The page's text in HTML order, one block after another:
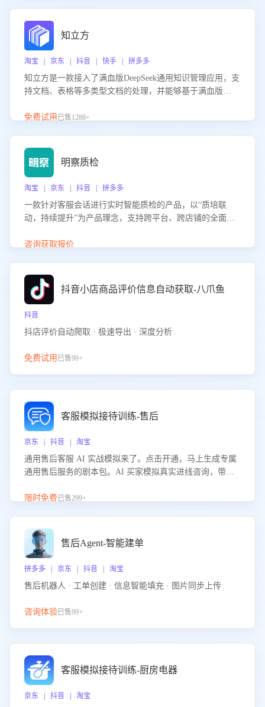
知立方
淘宝 | 京东 | 抖音 | 快手 | 拼多多
知立方是一款接入了满血版DeepSeek通用知识管理应用，支
持文档、表格等多类型文档的处理，并能够基于满血版
识支持，帮助用户高效管理和利用知识资源。通过该产品，
免费试用 已售1288+
明察质检
淘宝 | 京东 | 抖音 | 拼多多
一款针对客服会话进行实时智能质检的产品，以“质培联
动，持续提升”为产品理念，支持跨平台、跨店铺的全面、
升客服团队的销服能力。
咨询获取报价
抖音小店商品评价信息自动获取-八爪鱼
抖音
抖店评价自动爬取 · 极速导出 · 深度分析
免费试用 已售99+
客服模拟接待训练-售后
京东 | 抖音 | 淘宝
通用售后客服 AI 实战模拟来了。点击开通，马上生成专属
通用售后服务的剧本包。AI 买家模拟真实进线咨询，带您
的应对要点，轻松提升服务能力。
限时免费已售299+
售后Agent-智能建单
拼多多 | 京东 | 抖音 | 淘宝
售后机器人 · 工单创建 · 信息智能填充 · 图片同步上传
咨询体验已售99+
客服模拟接待训练-厨房电器
京东 | 抖音 | 淘宝